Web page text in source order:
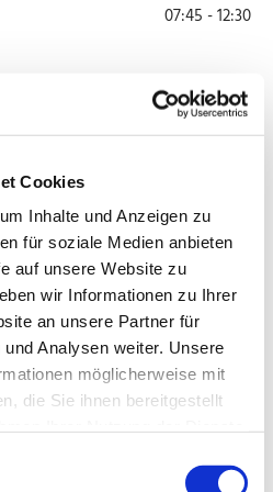
Cookies
Inhalte und Anzeigen zu
für soziale Medien anbieten
auf unsere Website zu
wir Informationen zu Ihrer
an unsere Partner für
Analysen weiter. Unsere
möglicherweise mit
die Sie ihnen bereitgestellt
07:45 - 12:30